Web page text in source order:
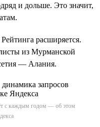
и дольше. Это значит,
расширяется.
из Мурманской
— Алания.
с каждым годом — об этом